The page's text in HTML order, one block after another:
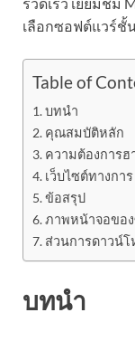
เลือกซอฟต์แวร์ชั้
Table of
บทนำ
คุณสมบัติหลัก
ความต้องการ
เว็บไซต์ทางการ
ข้อสรุป
ภาพหน้าจอขอ
ส่วนการดาวน์โ
บทนำ